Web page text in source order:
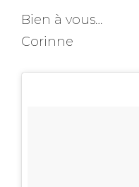
Bien à vous…
Corinne